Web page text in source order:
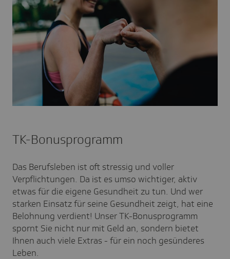
TK-Bonusprogramm
Das Berufsleben ist oft stressig und voller
Verpflichtungen. Da ist es umso wichtiger, aktiv
etwas für die eigene Gesundheit zu tun. Und wer
starken Einsatz für seine Gesundheit zeigt, hat eine
Belohnung verdient! Unser TK-Bonusprogramm
spornt Sie nicht nur mit Geld an, sondern bietet
Ihnen auch viele Extras - für ein noch gesünderes
Leben.